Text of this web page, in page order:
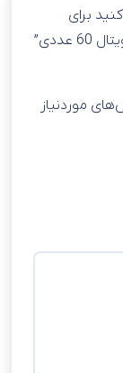
برای
موردنیاز